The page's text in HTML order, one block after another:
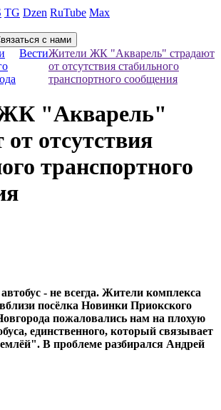
TG Dzen RuTube Max
с нами
ВестиЖители ЖК "Акварель" страдают
от отсутствия стабильного
транспортного сообщения
"Акварель"
от отсутствия
транспортного
- не всегда. Жители комплекса
посёлка Новинки Приокского
пожаловались нам на плохую
единственного, который связывает
В проблеме разбирался Андрей